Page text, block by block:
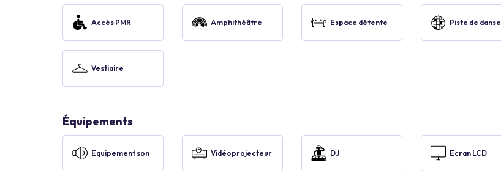
Accès PMR Amphithéâtre Espace détente Piste de danse
Vestiaire
Équipements
Equipement son Vidéoprojecteur DJ Ecran LCD